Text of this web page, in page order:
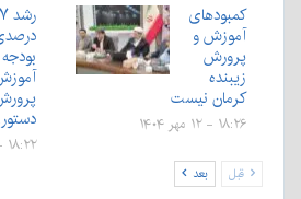
کمبودهای
آموزش و
پرورش
زیبنده
کرمان نیست
۱۸:۲۶ - ۱۲ مهر ۱۴۰۴
بودجه
۱۸:۲۲ - ۱۲ مهر ۱۴۰۴
قبل بعد